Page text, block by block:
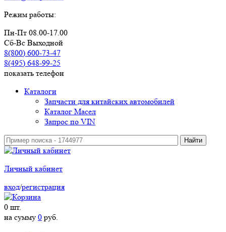
Режим работы:
Пн-Пт 08.00-17.00
Сб-Вс Выходной
8(800) 600-73-47
8(495) 648-99-25
показать телефон
Каталоги
Запчасти для китайских автомобилей
Каталог Масел
Запрос по VIN
Личный кабинет
вход/регистрация
0 шт.
на сумму 0 руб.